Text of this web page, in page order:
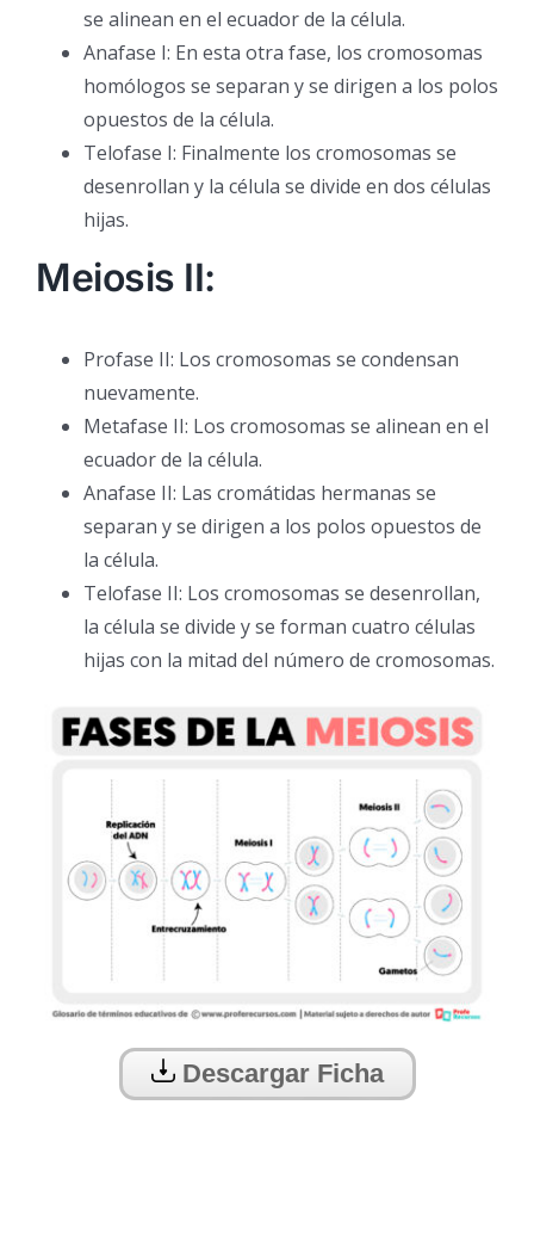
se alinean en el ecuador de la célula.
Anafase I: En esta otra fase, los cromosomas
homólogos se separan y se dirigen a los polos
opuestos de la célula.
Telofase I: Finalmente los cromosomas se
desenrollan y la célula se divide en dos células
hijas.
Meiosis II:
Profase II: Los cromosomas se condensan
nuevamente.
Metafase II: Los cromosomas se alinean en el
ecuador de la célula.
Anafase II: Las cromátidas hermanas se
separan y se dirigen a los polos opuestos de
la célula.
Telofase II: Los cromosomas se desenrollan,
la célula se divide y se forman cuatro células
hijas con la mitad del número de cromosomas.
Descargar Ficha